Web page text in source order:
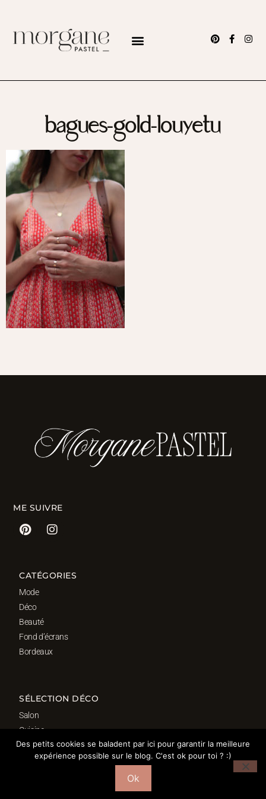
bagues-gold-louyetu
ME SUIVRE
CATÉGORIES
Mode
Déco
Beauté
Fond d’écrans
Bordeaux
SÉLECTION DÉCO
Salon
Cuisine
Salle de bain
Chambre
Des petits cookies se baladent par ici pour garantir la meilleure
expérience possible sur le blog. C'est ok pour toi ? :)
Ok